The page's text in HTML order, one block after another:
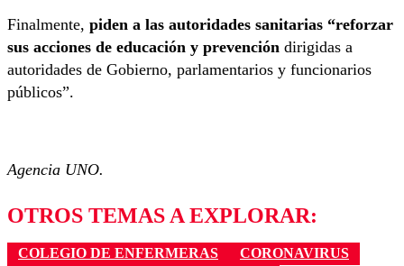
Finalmente, piden a las autoridades sanitarias “reforzar
sus acciones de educación y prevención dirigidas a
autoridades de Gobierno, parlamentarios y funcionarios
públicos”.
Agencia UNO.
OTROS TEMAS A EXPLORAR:
COLEGIO DE ENFERMERAS
CORONAVIRUS